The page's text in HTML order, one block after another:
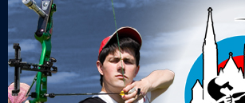
Ugrás
a
tartalomra